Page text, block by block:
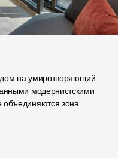
на умиротворяющий
модернистскими
объединяются зона